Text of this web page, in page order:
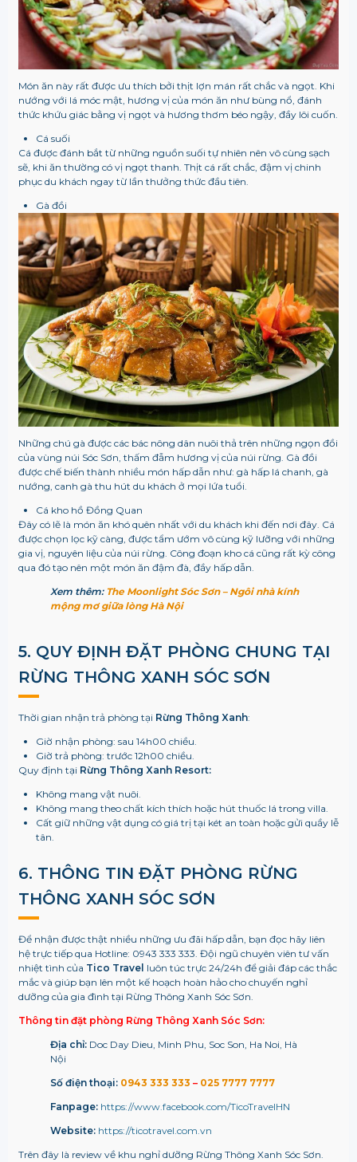
Món ăn này rất được ưu thích bởi thịt lợn mán rất chắc và ngọt. Khi
nướng với lá móc mật, hương vị của món ăn như bùng nổ, đánh
thức khứu giác bằng vị ngọt và hương thơm béo ngậy, đầy lôi cuốn.
Cá suối
Cá được đánh bắt từ những nguồn suối tự nhiên nên vô cùng sạch
sẽ, khi ăn thường có vị ngọt thanh. Thịt cá rất chắc, đậm vị chinh
phục du khách ngay từ lần thưởng thức đầu tiên.
Gà đồi
Những chú gà được các bác nông dân nuôi thả trên những ngọn đồi
của vùng núi Sóc Sơn, thấm đẫm hương vị của núi rừng. Gà đồi
được chế biến thành nhiều món hấp dẫn như: gà hấp lá chanh, gà
nướng, canh gà thu hút du khách ở mọi lứa tuổi.
Cá kho hồ Đồng Quan
Đây có lẽ là món ăn khó quên nhất với du khách khi đến nơi đây. Cá
được chọn lọc kỹ càng, được tẩm ướm vô cùng kỹ lưỡng với những
gia vị, nguyên liệu của núi rừng. Công đoạn kho cá cũng rất kỳ công
qua đó tạo nên một món ăn đậm đà, đầy hấp dẫn.
Xem thêm: The Moonlight Sóc Sơn – Ngôi nhà kính
mộng mơ giữa lòng Hà Nội
5. QUY ĐỊNH ĐẶT PHÒNG CHUNG TẠI
RỪNG THÔNG XANH SÓC SƠN
Thời gian nhận trả phòng tại Rừng Thông Xanh:
Giờ nhận phòng: sau 14h00 chiều.
Giờ trả phòng: trước 12h00 chiều.
Quy định tại Rừng Thông Xanh Resort:
Không mang vật nuôi.
Không mang theo chất kích thích hoặc hút thuốc lá trong villa.
Cất giữ những vật dụng có giá trị tại két an toàn hoặc gửi quầy lễ
tân.
6. THÔNG TIN ĐẶT PHÒNG RỪNG
THÔNG XANH SÓC SƠN
Để nhận được thật nhiều những ưu đãi hấp dẫn, bạn đọc hãy liên
hệ trực tiếp qua Hotline: 0943 333 333. Đội ngũ chuyên viên tư vấn
nhiệt tình của Tico Travel luôn túc trực 24/24h để giải đáp các thắc
mắc và giúp bạn lên một kế hoạch hoàn hảo cho chuyến nghỉ
dưỡng của gia đình tại Rừng Thông Xanh Sóc Sơn.
Thông tin đặt phòng Rừng Thông Xanh Sóc Sơn:
Địa chỉ:Doc Day Dieu, Minh Phu, Soc Son, Ha Noi, Hà
Nội
Số điện thoại: 0943 333 333 – 025 7777 7777
Fanpage: https://www.facebook.com/TicoTravelHN
Website: https://ticotravel.com.vn
Trên đây là review về khu nghỉ dưỡng Rừng Thông Xanh Sóc Sơn.